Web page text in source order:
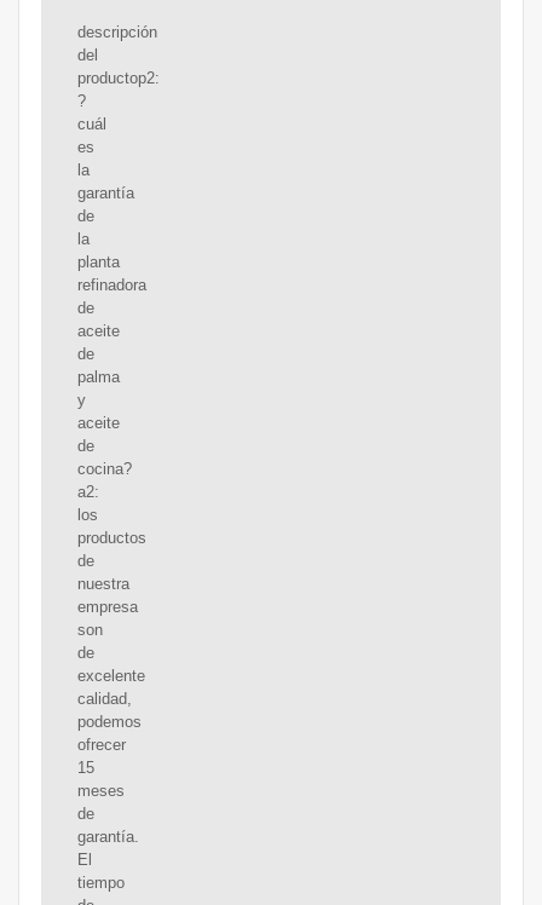
descripción
del
productop2:
?
cuál
es
la
garantía
de
la
planta
refinadora
de
aceite
de
palma
y
aceite
de
cocina?
a2:
los
productos
de
nuestra
empresa
son
de
excelente
calidad,
podemos
ofrecer
15
meses
de
garantía.
El
tiempo